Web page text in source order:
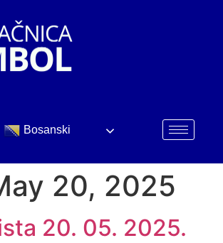
Bosanski
20, 2025
20. 05. 2025.